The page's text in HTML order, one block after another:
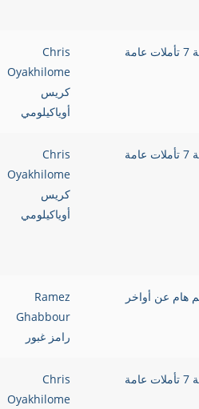
Chris
Oyakhilome
كريس
أوياكيلومي
Chris
Oyakhilome
كريس
أوياكيلومي
تعليم هام عن أواخر
Ramez
Ghabbour
رامز غبور
Chris
Oyakhilome